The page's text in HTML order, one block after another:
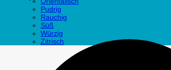
Pudrig
Rauchig
Süß
Würzig
Zitrisch